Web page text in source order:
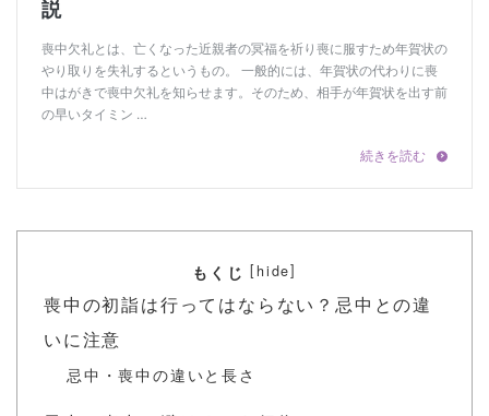
もくじ [hide]
喪中の初詣は行ってはならない？忌中との違
いに注意
忌中・喪中の違いと長さ